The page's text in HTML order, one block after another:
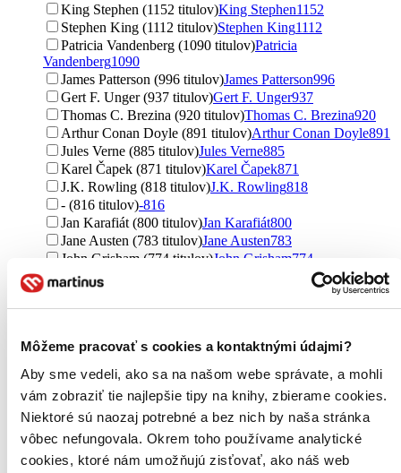
Môžeme pracovať s cookies a kontaktnými údajmi?
Aby sme vedeli, ako sa na našom webe správate, a mohli
vám zobraziť tie najlepšie tipy na knihy, zbierame cookies.
Niektoré sú naozaj potrebné a bez nich by naša stránka
vôbec nefungovala. Okrem toho používame analytické
cookies, ktoré nám umožňujú zisťovať, ako náš web
King Stephen (1152 titulov)King Stephen1152
Stephen King (1112 titulov)Stephen King1112
Patricia Vandenberg (1090 titulov)Patricia
Vandenberg1090
James Patterson (996 titulov)James Patterson996
Gert F. Unger (937 titulov)Gert F. Unger937
Thomas C. Brezina (920 titulov)Thomas C. Brezina920
Arthur Conan Doyle (891 titulov)Arthur Conan Doyle891
Jules Verne (885 titulov)Jules Verne885
Karel Čapek (871 titulov)Karel Čapek871
J.K. Rowling (818 titulov)J.K. Rowling818
- (816 titulov)-816
Jan Karafiát (800 titulov)Jan Karafiát800
Jane Austen (783 titulov)Jane Austen783
John Grisham (774 titulov)John Grisham774
autorů kolektiv (756 titulov)
756
Jason Dark (731 titulov)Jason Dark731
Jo Nesbo (653 titulov)Jo Nesbo653
Charles Dickens (641 titulov)
Charles Dickens
Nora Roberts (593 titulov)Nora Roberts593
Hedwig Courths-Mahler (580 titulov)Hedwig Courths-
Mahler580
Émile Zola (579 titulov)Émile Zola579
Ďalšie možnosti